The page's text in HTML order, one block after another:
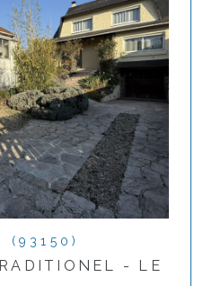
(93150)
- LE